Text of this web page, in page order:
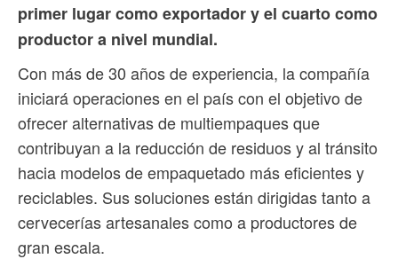
primer lugar como exportador y el cuarto como
productor a nivel mundial.
Con más de 30 años de experiencia, la compañía
iniciará operaciones en el país con el objetivo de
ofrecer alternativas de multiempaques que
contribuyan a la reducción de residuos y al tránsito
hacia modelos de empaquetado más eficientes y
reciclables. Sus soluciones están dirigidas tanto a
cervecerías artesanales como a productores de
gran escala.